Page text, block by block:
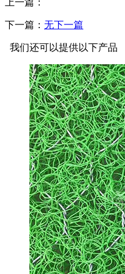
上一篇：
下一篇： 无下一篇
我们还可以提供以下产品